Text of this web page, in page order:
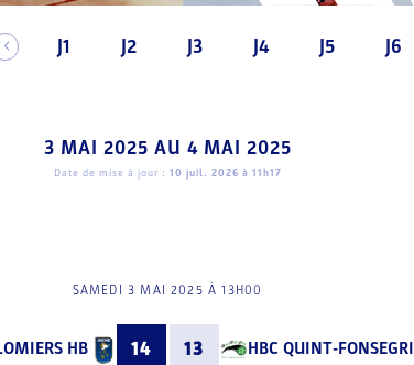
J1 J2 J3 J4 J5 J6
3 MAI 2025 AU 4 MAI 2025
Date de mise à jour : 10 juil. 2026 à 11h17
SAMEDI 3 MAI 2025 À 13H00
HB 14 13 HBC QUINT-